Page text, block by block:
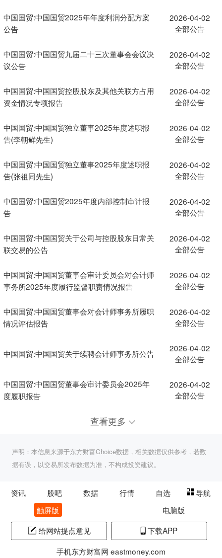
中国国贸:中国国贸2025年年度利润分配方案
公告
2026-04-02
全部公告
中国国贸:中国国贸九届二十三次董事会会议决
议公告
2026-04-02
全部公告
中国国贸:中国国贸控股股东及其他关联方占用
资金情况专项报告
2026-04-02
全部公告
中国国贸:中国国贸独立董事2025年度述职报
告(李朝鲜先生)
2026-04-02
全部公告
中国国贸:中国国贸独立董事2025年度述职报
告(张祖同先生)
2026-04-02
全部公告
中国国贸:中国国贸2025年度内部控制审计报
告
2026-04-02
全部公告
中国国贸:中国国贸关于公司与控股股东日常关
联交易的公告
2026-04-02
全部公告
中国国贸:中国国贸董事会审计委员会对会计师
事务所2025年度履行监督职责情况报告
2026-04-02
全部公告
中国国贸:中国国贸董事会对会计师事务所履职
情况评估报告
2026-04-02
全部公告
中国国贸:中国国贸关于续聘会计师事务所公告
2026-04-02
全部公告
中国国贸:中国国贸董事会审计委员会2025年
度履职报告
2026-04-02
全部公告
查看更多
声明：本信息来源于东方财富Choice数据，相关数据仅供参考，若数
据有误，以交易所发布数据为准，不构成投资建议。
资讯 股吧 数据 行情 自选
导航
触屏版
电脑版
给网站提点意见
下载APP
手机东方财富网 eastmoney.com